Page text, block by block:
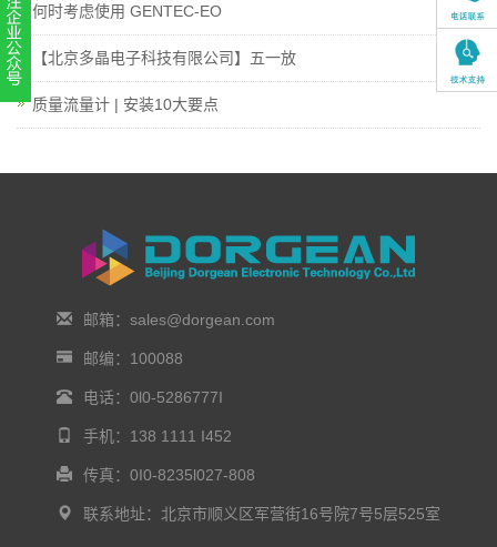
何时考虑使用 GENTEC-EO
【北京多晶电子科技有限公司】五一放
质量流量计 | 安装10大要点
邮箱：sales@dorgean.com
邮编：100088
电话：0l0-5286777I
手机：138 1111 I452
传真：0I0-8235l027-808
联系地址：北京市顺义区军营街16号院7号5层525室
扫一扫，关注官方账号
010-52867771